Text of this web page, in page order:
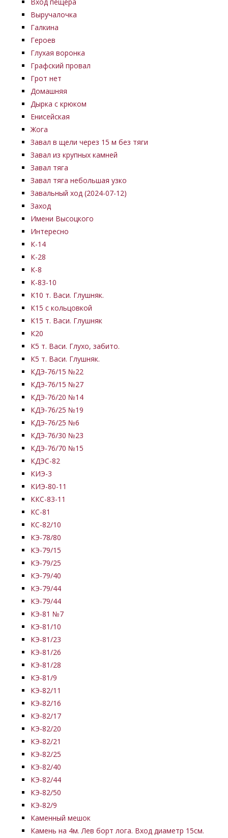
Выручалочка
Галкина
Героев
Глухая воронка
Графский провал
Грот нет
Домашняя
Дырка с крюком
Енисейская
Жога
Завал в щели через 15 м без тяги
Завал из крупных камней
Завал тяга
Завал тяга небольшая узко
Завальный ход (2024-07-12)
Заход
Имени Высоцкого
Интересно
К-14
К-28
К-8
К-83-10
К10 т. Васи. Глушняк.
К15 с кольцовкой
К15 т. Васи. Глушняк
К20
К5 т. Васи. Глухо, забито.
К5 т. Васи. Глушняк.
КДЭ-76/15 №22
КДЭ-76/15 №27
КДЭ-76/20 №14
КДЭ-76/25 №19
КДЭ-76/25 №6
КДЭ-76/30 №23
КДЭ-76/70 №15
КДЭС-82
КИЭ-3
КИЭ-80-11
ККС-83-11
КС-81
КС-82/10
КЭ-78/80
КЭ-79/15
КЭ-79/25
КЭ-79/40
КЭ-79/44
КЭ-79/44
КЭ-81 №7
КЭ-81/10
КЭ-81/23
КЭ-81/26
КЭ-81/28
КЭ-81/9
КЭ-82/11
КЭ-82/16
КЭ-82/17
КЭ-82/20
КЭ-82/21
КЭ-82/25
КЭ-82/40
КЭ-82/44
КЭ-82/50
КЭ-82/9
Каменный мешок
Камень на 4м. Лев борт лога. Вход диаметр 15см.